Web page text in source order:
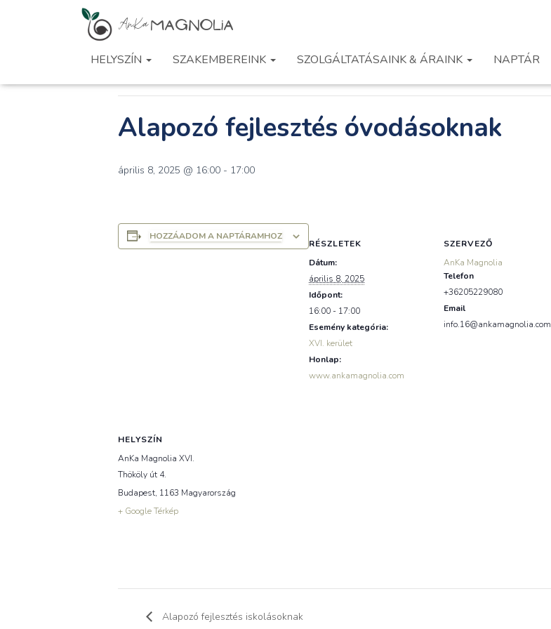
HELYSZÍN SZAKEMBEREINK SZOLGÁLTATÁSAINK & ÁRAINK NAPTÁR
« Összes Események
Alapozó fejlesztés óvodásoknak
április 8, 2025 @ 16:00 - 17:00
HOZZÁADOM A NAPTÁRAMHOZ
RÉSZLETEK
Dátum:
április 8, 2025
Időpont:
16:00 - 17:00
Esemény kategória:
XVI. kerület
Honlap:
www.ankamagnolia.com
SZERVEZŐ
AnKa Magnolia
Telefon
+36205229080
Email
info.16@ankamagnolia.com
HELYSZÍN
AnKa Magnolia XVI.
Thököly út 4.
Budapest, 1163 Magyarország
+ Google Térkép
Alapozó fejlesztés iskolásoknak